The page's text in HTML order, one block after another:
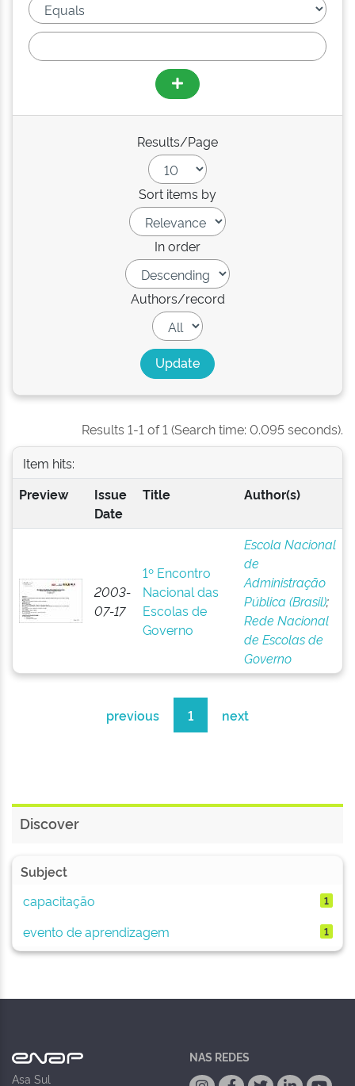
Results/Page
Sort items by
In order
Authors/record
Results 1-1 of 1 (Search time: 0.095 seconds).
Item hits:
Preview
Issue
Date
Title Author(s)
2003-
07-17
1º Encontro
Nacional das
Escolas de
Governo
Escola Nacional
de
Administração
Pública (Brasil);
Rede Nacional
de Escolas de
Governo
previous 1 next
Discover
Subject
capacitação
1
evento de aprendizagem 1
Asa Sul
NAS REDES